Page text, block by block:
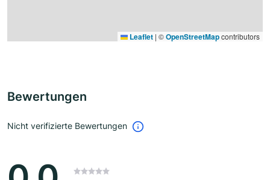
Leaflet | ©OpenStreetMapcontributors
Bewertungen
Nicht verifizierte Bewertungen